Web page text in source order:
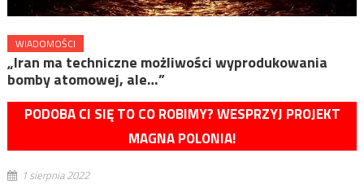
WIADOMOŚCI
„Iran ma techniczne możliwości wyprodukowania
bomby atomowej, ale…”
PODOBA CI SIĘ TO CO ROBIMY? WESPRZYJ PROJEKT
MAGNA POLONIA!
1 sierpnia 2022